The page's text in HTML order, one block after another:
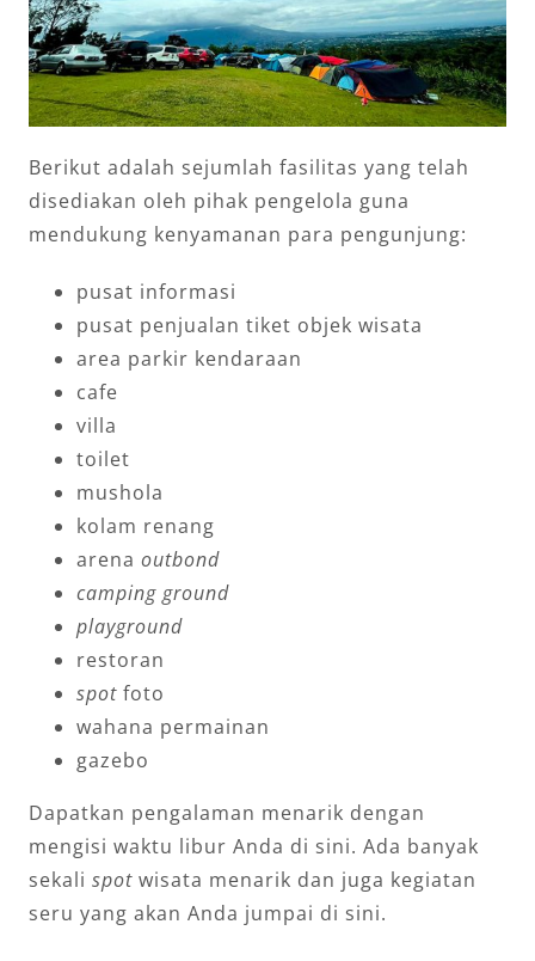
Berikut adalah sejumlah fasilitas yang telah
disediakan oleh pihak pengelola guna
mendukung kenyamanan para pengunjung:
pusat informasi
pusat penjualan tiket objek wisata
area parkir kendaraan
cafe
villa
toilet
mushola
kolam renang
arena outbond
camping ground
playground
restoran
spotfoto
wahana permainan
gazebo
Dapatkan pengalaman menarik dengan
mengisi waktu libur Anda di sini. Ada banyak
sekali spotwisata menarik dan juga kegiatan
seru yang akan Anda jumpai di sini.